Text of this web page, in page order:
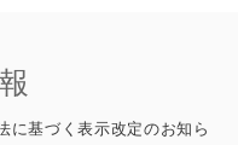
に基づく表示改定のお知ら